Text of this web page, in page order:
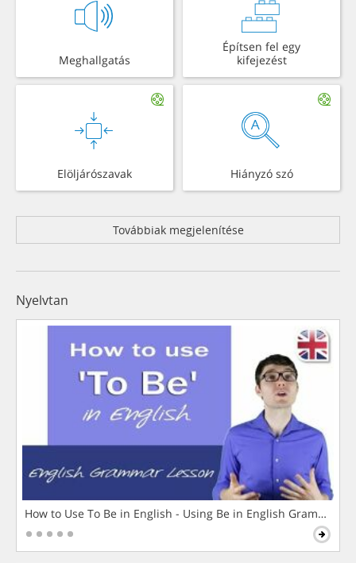
Meghallgatás
Építsen fel egy
kifejezést
Elöljárószavak Hiányzó szó
Továbbiak megjelenítése
Nyelvtan
How to Use To Be in English - Using Be in English Grammar